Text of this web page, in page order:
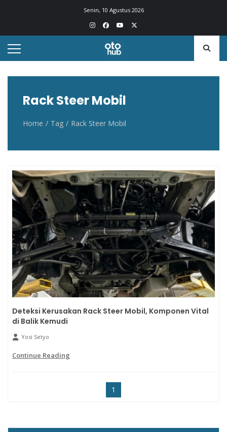
Senin, 10 Agustus 2026
Otohub.co
Portal berita otomotif Indonesia terkini
Rack Steer Mobil
Home Tag Rack Steer Mobil
Deteksi Kerusakan Rack Steer Mobil, Komponen Vital
di Balik Kemudi
Yosi Setyo
Continue Reading
1